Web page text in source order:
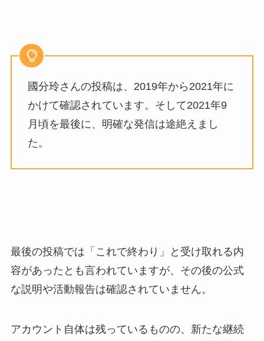
國分玲さんの投稿は、2019年から2021年に
かけて確認されています。そして2021年9
月頃を最後に、明確な発信は途絶えまし
た。
最後の投稿では「これで終わり」と受け取れる内
容があったとも言われていますが、その後の公式
な説明や活動報告は確認されていません。
アカウント自体は残っているものの、新たな継続